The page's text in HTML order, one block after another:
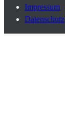
Impressum
Datenschutz